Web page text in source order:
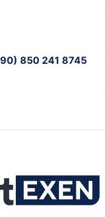
850 241 8745